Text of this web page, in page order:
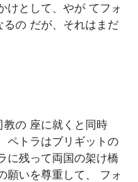
けとして、やが てフォ
るの だが、それはまだ
の 座に就くと同時
ペトラはブリギットの
に残って両国の架け橋
願いを尊重して、 フォ